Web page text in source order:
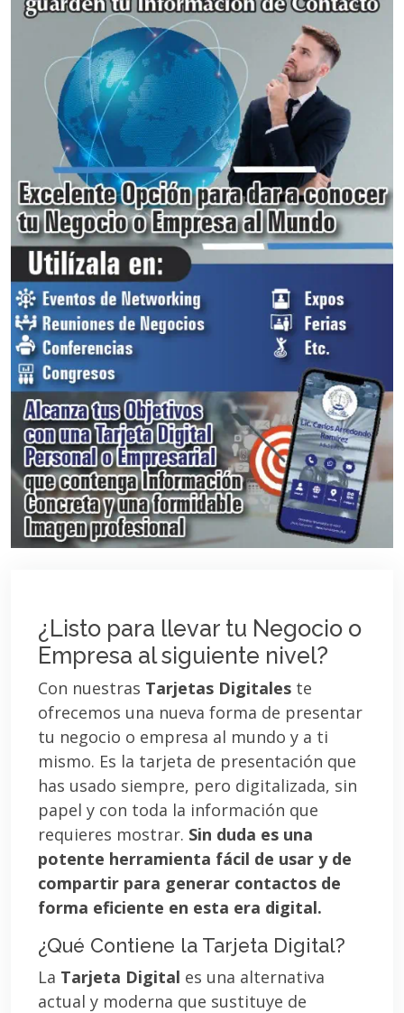
¿Listo para llevar tu Negocio o
Empresa al siguiente nivel?
Con nuestras Tarjetas Digitales te
ofrecemos una nueva forma de presentar
tu negocio o empresa al mundo y a ti
mismo. Es la tarjeta de presentación que
has usado siempre, pero digitalizada, sin
papel y con toda la información que
requieres mostrar. Sin duda es una
potente herramienta fácil de usar y de
compartir para generar contactos de
forma eficiente en esta era digital.
¿Qué Contiene la Tarjeta Digital?
La Tarjeta Digital es una alternativa
actual y moderna que sustituye de